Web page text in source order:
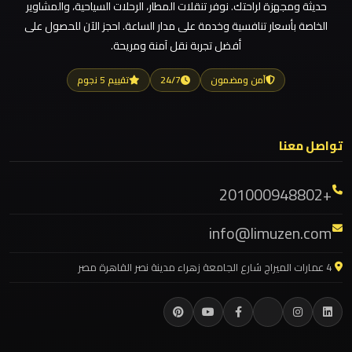
ليموزين مطار العالمين
ليموزين مطار العاصمة الادارية
ليموزين مطار اكتوبر
ليموزين مرسيدس ايجار بالسائق فى مصر
ليموزين مرسي مطروح
ليموزين مرسي علم
ليموزين مدينتي
ليموزين مايو
ليموزين
نصر
ليموزين
ليموزين
ليموزين
حديثة ومجهزة لراحتك. نوفر تنقلات المطار، الرحلات السياحية، والمشاوير
الخاصة بأسعار تنافسية وخدمة على مدار الساعة. احجز الآن للحصول على
أفضل تجربة نقل آمنة ومريحة.
آمن ومضمون 24/7 تقييم 5 نجوم
تواصل معنا
+201000948802
info@limuzen.com
4 عمارات الميراج شارع الجامعة زهراء مدينة نصر القاهرة مصر